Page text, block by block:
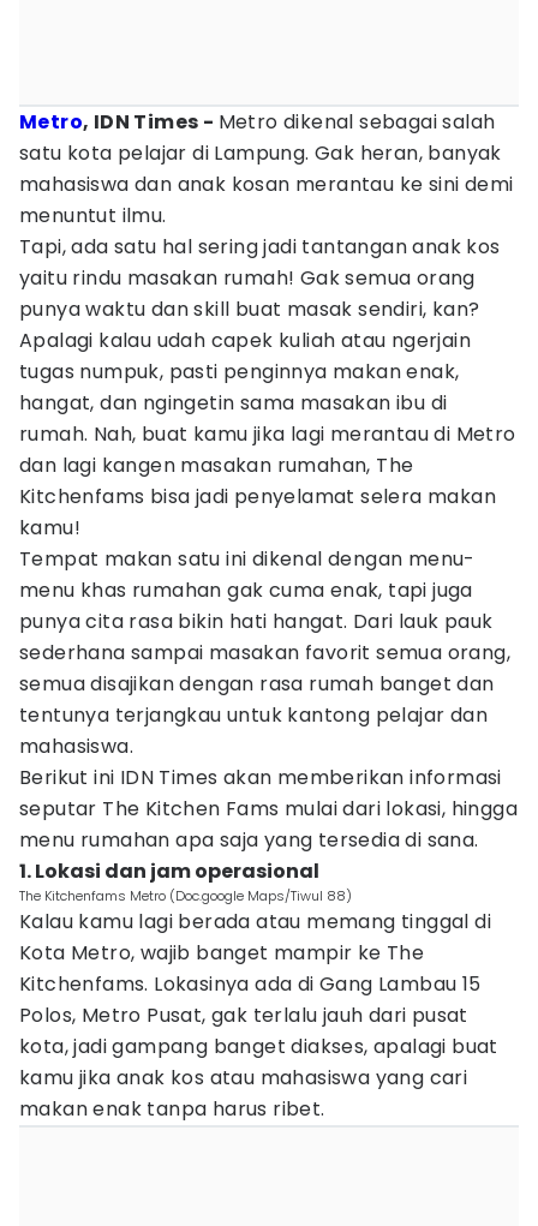
Metro, IDN Times - Metro dikenal sebagai salah
satu kota pelajar di Lampung. Gak heran, banyak
mahasiswa dan anak kosan merantau ke sini demi
menuntut ilmu.
Tapi, ada satu hal sering jadi tantangan anak kos
yaitu rindu masakan rumah! Gak semua orang
punya waktu dan skill buat masak sendiri, kan?
Apalagi kalau udah capek kuliah atau ngerjain
tugas numpuk, pasti penginnya makan enak,
hangat, dan ngingetin sama masakan ibu di
rumah. Nah, buat kamu jika lagi merantau di Metro
dan lagi kangen masakan rumahan, The
Kitchenfams bisa jadi penyelamat selera makan
kamu!
Tempat makan satu ini dikenal dengan menu-
menu khas rumahan gak cuma enak, tapi juga
punya cita rasa bikin hati hangat. Dari lauk pauk
sederhana sampai masakan favorit semua orang,
semua disajikan dengan rasa rumah banget dan
tentunya terjangkau untuk kantong pelajar dan
mahasiswa.
Berikut ini IDN Times akan memberikan informasi
seputar The Kitchen Fams mulai dari lokasi, hingga
menu rumahan apa saja yang tersedia di sana.
1. Lokasi dan jam operasional
The Kitchenfams Metro (Doc.google Maps/Tiwul 88)
Kalau kamu lagi berada atau memang tinggal di
Kota Metro, wajib banget mampir ke The
Kitchenfams. Lokasinya ada di Gang Lambau 15
Polos, Metro Pusat, gak terlalu jauh dari pusat
kota, jadi gampang banget diakses, apalagi buat
kamu jika anak kos atau mahasiswa yang cari
makan enak tanpa harus ribet.